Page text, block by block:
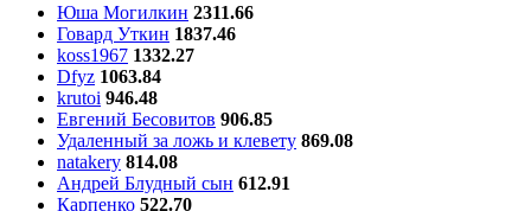
Юша Могилкин 2311.66
Говард Уткин 1837.46
koss1967 1332.27
Dfyz 1063.84
krutoi 946.48
Евгений Бесовитов 906.85
Удаленный за ложь и клевету 869.08
natakery 814.08
Андрей Блудный сын 612.91
Карпенко 522.70